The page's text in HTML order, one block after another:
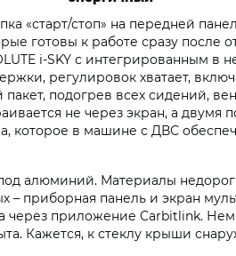
«старт/стоп» на передней
готовы к работе сразу после
i‑SKY с интегрированным в
регулировок хватает,
подогрев всех сидений,
не через экран, а двумя
которое в машине с ДВС
алюминий. Материалы
– приборная панель и экран
через приложение Carbitlink.
Кажется, к стеклу крыши